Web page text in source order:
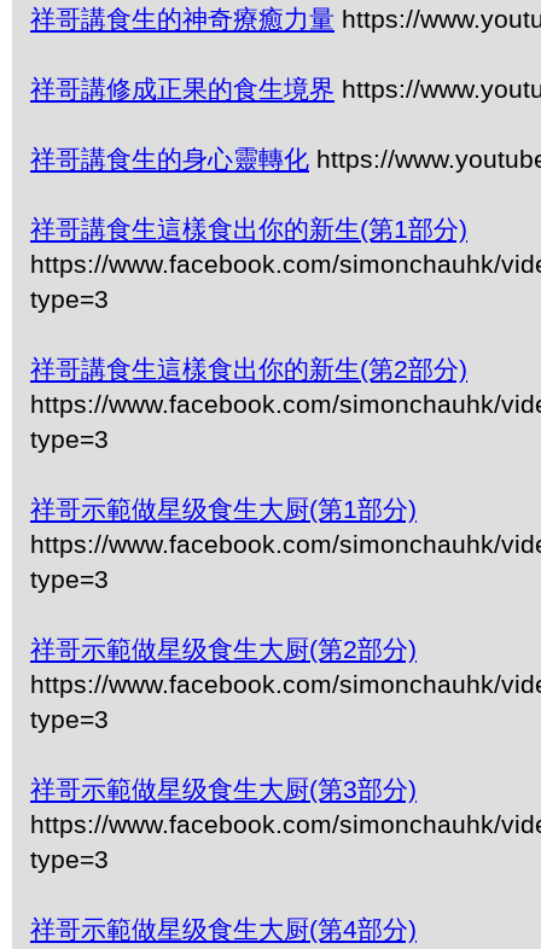
祥哥講食生的神奇療癒力量 https://
祥哥講修成正果的食生境界 https://
祥哥講食生的身心靈轉化 https://
祥哥講食生這樣食出你的新生(第1部分)
https://www.facebook.com/simonchauhk/
type=3
祥哥講食生這樣食出你的新生(第2部分)
https://www.facebook.com/simonchauhk/
type=3
祥哥示範做星级食生大厨(第1部分)
https://www.facebook.com/simonchauhk/
type=3
祥哥示範做星级食生大厨(第2部分)
https://www.facebook.com/simonchauhk/
type=3
祥哥示範做星级食生大厨(第3部分)
https://www.facebook.com/simonchauhk/
type=3
祥哥示範做星级食生大厨(第4部分)